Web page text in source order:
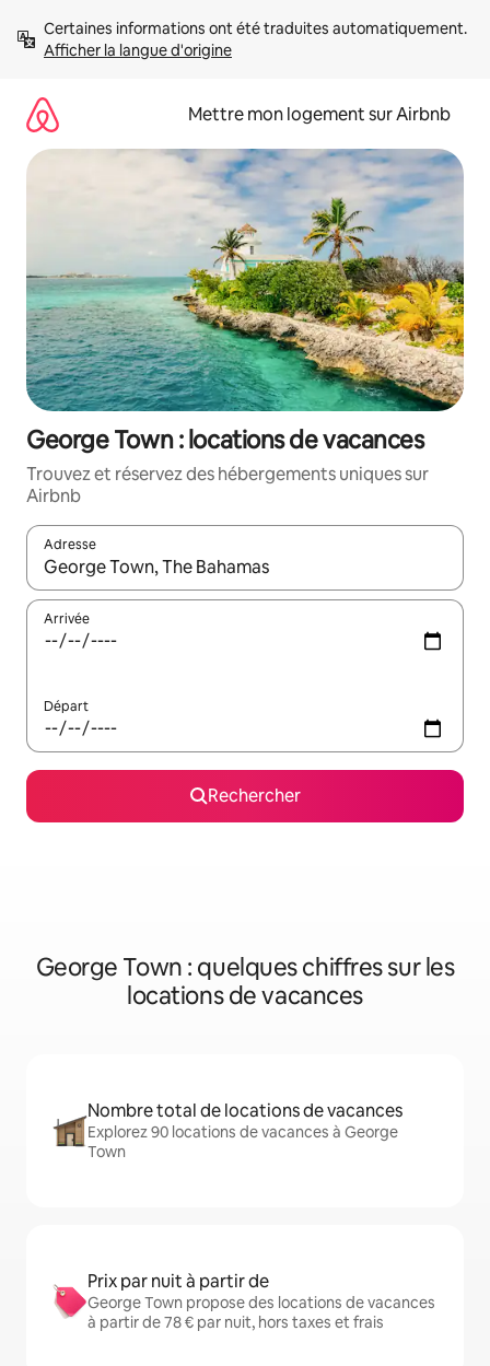
directement
Afficher la langue d'origine
Mettre mon logement sur Airbnb
George Town : locations de vacances
Trouvez et réservez des hébergements uniques sur
Airbnb
Adresse
Lorsque les résultats s'affichent, utilisez les flèches vers le
Arrivée
Départ
Rechercher
George Town : quelques chiffres sur les
locations de vacances
Nombre total de locations de vacances
Explorez 90 locations de vacances à George
Town
Prix par nuit à partir de
George Town propose des locations de vacances
à partir de 78 € par nuit, hors taxes et frais